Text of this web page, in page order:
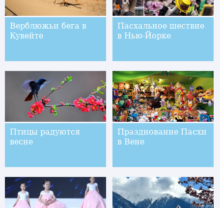
Верблюжьи бега в
Кувейте
Пасхальное шествие
в Нью-Йорке
Птицы радуются
весне
Празднование Пасхи
в Вене